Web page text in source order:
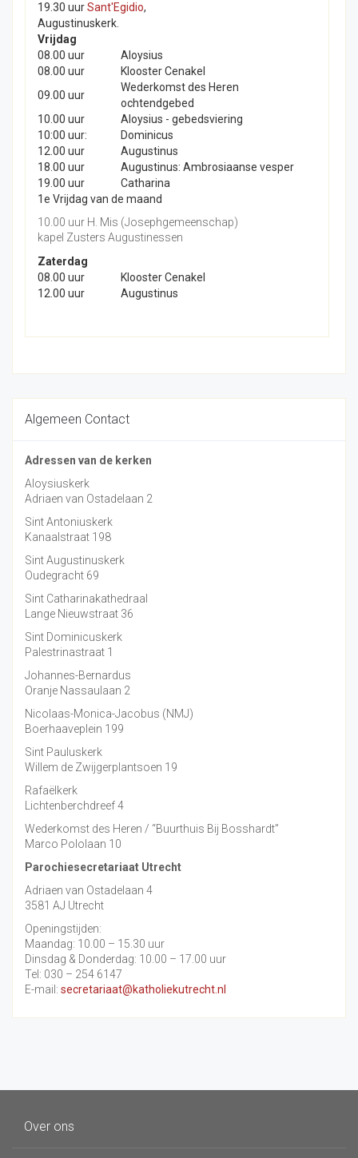
19.30 uurSant'Egidio,
Augustinuskerk.
Vrijdag
08.00 uur
Aloysius
08.00 uur
Klooster Cenakel
09.00 uur
Wederkomst des Heren
ochtendgebed
10.00 uur
Aloysius - gebedsviering
10:00 uur:
Dominicus
12.00 uur
Augustinus
18.00 uur
Augustinus: Ambrosiaanse vesper
19.00 uur
Catharina
1e Vrijdag van de maand
10.00 uur H. Mis (Josephgemeenschap)
kapel Zusters Augustinessen
Zaterdag
08.00 uur
Klooster Cenakel
12.00 uur
Augustinus
Algemeen Contact
Adressen van de kerken
Aloysiuskerk
Adriaen van Ostadelaan 2
Sint Antoniuskerk
Kanaalstraat 198
Sint Augustinuskerk
Oudegracht 69
Sint Catharinakathedraal
Lange Nieuwstraat 36
Sint Dominicuskerk
Palestrinastraat 1
Johannes-Bernardus
Oranje Nassaulaan 2
Nicolaas-Monica-Jacobus (NMJ)
Boerhaaveplein 199
Sint Pauluskerk
Willem de Zwijgerplantsoen 19
Rafaëlkerk
Lichtenberchdreef 4
Wederkomst des Heren / “Buurthuis Bij Bosshardt”
Marco Pololaan 10
Parochiesecretariaat Utrecht
Adriaen van Ostadelaan 4
3581 AJ Utrecht
Openingstijden:
Maandag: 10.00 – 15.30 uur
Dinsdag & Donderdag: 10.00 – 17.00 uur
Tel: 030 – 254 6147
E-mail: secretariaat@katholiekutrecht.nl
Over ons